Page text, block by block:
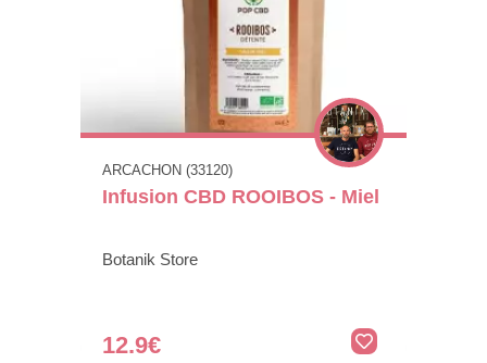
ARCACHON (33120)
Infusion CBD ROOIBOS - Miel
Botanik Store
12.9€